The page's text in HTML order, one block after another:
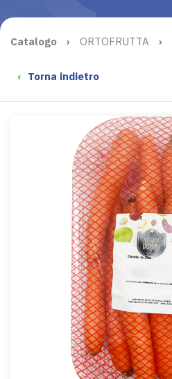
Catalogo › ORTOFRUTTA ›
‹ Torna indietro